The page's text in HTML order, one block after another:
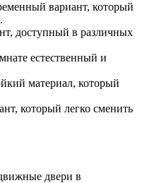
вариант, который
доступный в различных
естественный и
материал, который
который легко сменить
двери в